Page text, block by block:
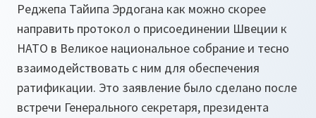
Реджепа Тайипа Эрдогана как можно скорее
направить протокол о присоединении Швеции к
НАТО в Великое национальное собрание и тесно
взаимодействовать с ним для обеспечения
ратификации. Это заявление было сделано после
встречи Генерального секретаря, президента